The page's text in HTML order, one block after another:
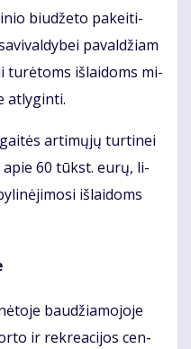
biu­dže­to pa­kei­ti­
pa­val­džiam
tu­rė­toms iš­lai­doms mi­
at­ly­gin­ti.
ar­ti­mų­jų tur­ti­nei
60 tūkst. eu­rų, li­
iš­lai­doms
bau­džia­mo­jo­je
ir rek­re­a­ci­jos cen­